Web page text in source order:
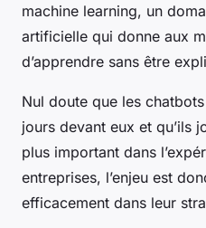
machine learning, un
artificielle qui donne aux
d’apprendre sans être
Nul doute que les
jours devant eux et qu’ils
plus important dans
entreprises, l’enjeu est
efficacement dans leur